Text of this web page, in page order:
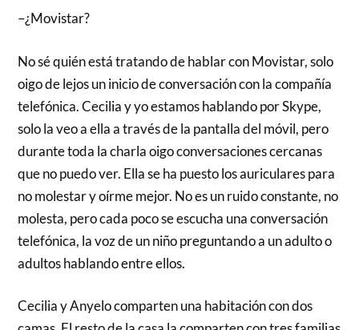
–¿Movistar?
No sé quién está tratando de hablar con Movistar, solo
oigo de lejos un inicio de conversación con la compañía
telefónica. Cecilia y yo estamos hablando por Skype,
solo la veo a ella a través de la pantalla del móvil, pero
durante toda la charla oigo conversaciones cercanas
que no puedo ver. Ella se ha puesto los auriculares para
no molestar y oírme mejor. No es un ruido constante, no
molesta, pero cada poco se escucha una conversación
telefónica, la voz de un niño preguntando a un adulto o
adultos hablando entre ellos.
Cecilia y Anyelo comparten una habitación con dos